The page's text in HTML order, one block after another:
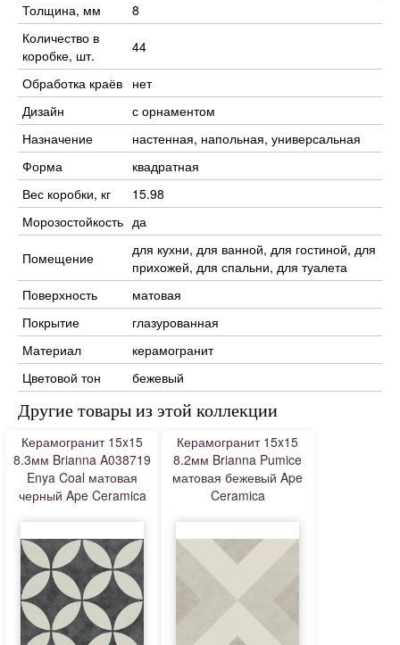
Толщина, мм
8
Количество в
коробке, шт.
44
Обработка краёв нет
Дизайн
с орнаментом
Назначение
настенная, напольная, универсальная
Форма
квадратная
Вес коробки, кг
15.98
Морозостойкость да
Помещение
для кухни, для ванной, для гостиной, для
прихожей, для спальни, для туалета
Поверхность
матовая
Покрытие
глазурованная
Материал
керамогранит
Цветовой тон
бежевый
Другие товары из этой коллекции
Керамогранит 15x15
8.3мм Brianna A038719
Enya Coal матовая
черный Ape Ceramica
Керамогранит 15x15
8.2мм Brianna Pumice
матовая бежевый Ape
Ceramica